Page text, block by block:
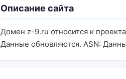
Описание сайта
Домен z-9.ru относится к
Данные обновляются. ASN: